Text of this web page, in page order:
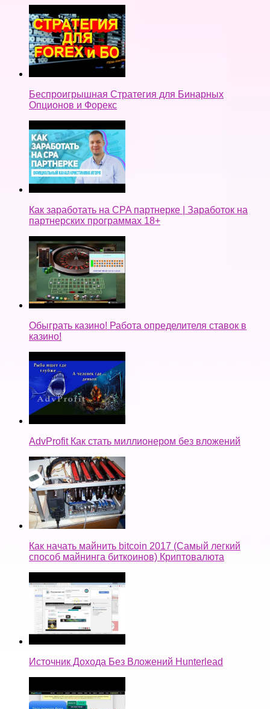
Беспроигрышная Стратегия для Бинарных
Опционов и Форекс
Как заработать на CPA партнерке | Заработок на
партнерских программах 18+
Обыграть казино! Работа определителя ставок в
казино!
AdvProfit Как стать миллионером без вложений
Как начать майнить bitcoin 2017 (Самый легкий
способ майнинга биткоинов) Криптовалюта
Источник Дохода Без Вложений Hunterlead